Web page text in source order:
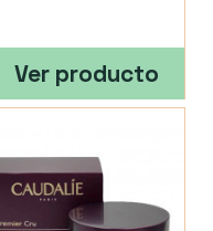
Ver producto